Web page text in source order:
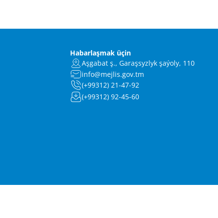
Habarlaşmak üçin
Aşgabat ş., Garaşsyzlyk şaýoly, 110
info@mejlis.gov.tm
(+99312) 21-47-92
(+99312) 92-45-60